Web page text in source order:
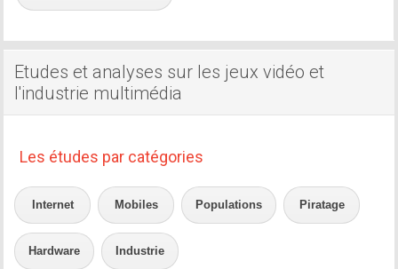
Etudes et analyses sur les jeux vidéo et
l'industrie multimédia
Les études par catégories
Internet Mobiles Populations Piratage
Hardware Industrie